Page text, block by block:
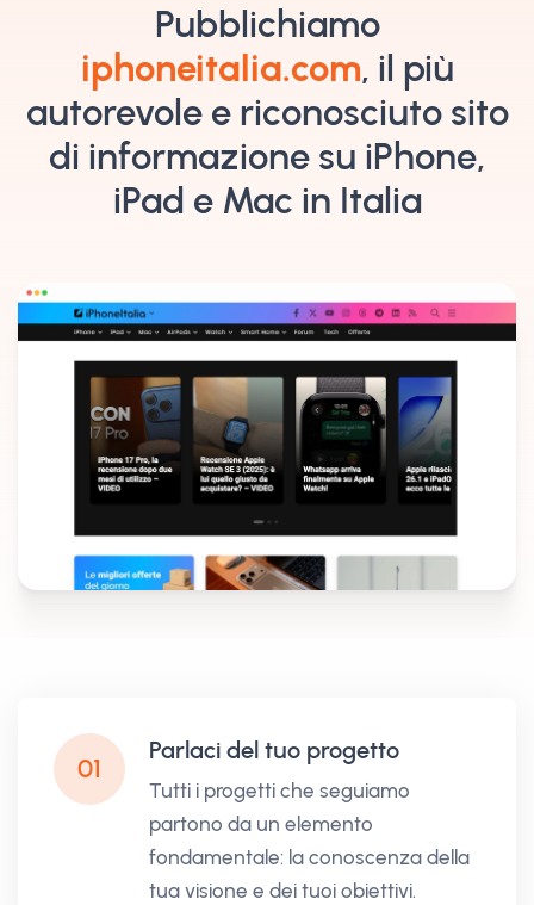
Pubblichiamo
iphoneitalia.com, il più
autorevole e riconosciuto sito
di informazione su iPhone,
iPad e Mac in Italia
01
Parlaci del tuo progetto
Tutti i progetti che seguiamo
partono da un elemento
fondamentale: la conoscenza della
tua visione e dei tuoi obiettivi.